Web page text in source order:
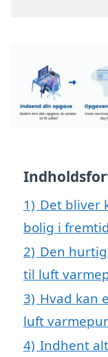
1) Det bliver
bolig i
2) Den
til luft
3) Hvad kan
luft
4) Indhent